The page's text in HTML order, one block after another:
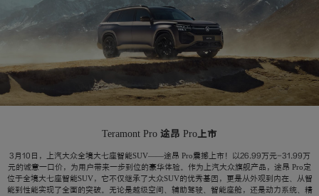
Teramont Pro 途昂 Pro上市
3月10日，上汽大众全境大七座智能SUV——途昂 Pro震撼上市！以26.99万元-31.99万
元的诚意一口价，为用户带来一步到位的豪华体验。作为上汽大众旗舰产品，途昂 Pro定
位于全境大七座智能SUV，它不仅继承了大众SUV的优秀基因，更是从外观到内在、从智
能到性能实现了全面的突破。无论是越级空间、辅助驾驶、智能座舱，还是动力系统、精